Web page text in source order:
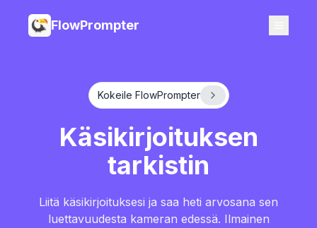
FlowPrompter
Kokeile FlowPrompter
Käsikirjoituksen
tarkistin
Liitä käsikirjoituksesi ja saa heti arvosana sen
luettavuudesta kameran edessä. Ilmainen